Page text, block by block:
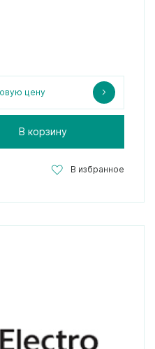
цену
В корзину
В избранное